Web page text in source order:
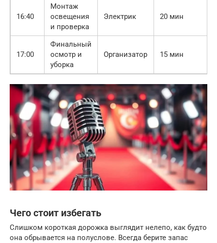
16:40
Монтаж
освещения
и проверка
Электрик 20 мин
17:00
Финальный
осмотр и
уборка
Организатор 15 мин
Чего стоит избегать
Слишком короткая дорожка выглядит нелепо, как будто
она обрывается на полуслове. Всегда берите запас